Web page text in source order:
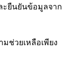
ะยืนยันข้อมูลจาก
ช่วยเหลือเพียง